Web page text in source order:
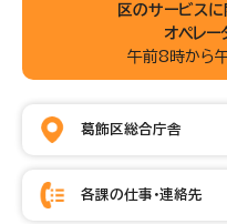
区のサービス
オペレー
午前8時から
葛飾区総合庁舎
各課の仕事・連絡先